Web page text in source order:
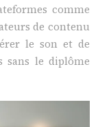
comme
de contenu
le son et de
sans le diplôme